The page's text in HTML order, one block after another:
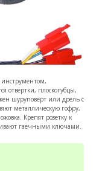
отвёртки, плоскогубцы,
шуруповёрт или дрель с
металлическую гофру,
Крепят розетку к
гаечными ключами.